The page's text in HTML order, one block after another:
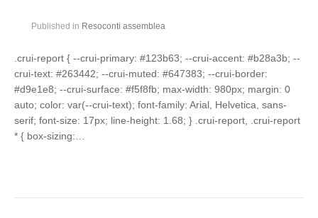
Published in Resoconti assemblea
.crui-report { --crui-primary: #123b63; --crui-accent: #b28a3b; --
crui-text: #263442; --crui-muted: #647383; --crui-border:
#d9e1e8; --crui-surface: #f5f8fb; max-width: 980px; margin: 0
auto; color: var(--crui-text); font-family: Arial, Helvetica, sans-
serif; font-size: 17px; line-height: 1.68; } .crui-report, .crui-report
* { box-sizing:…